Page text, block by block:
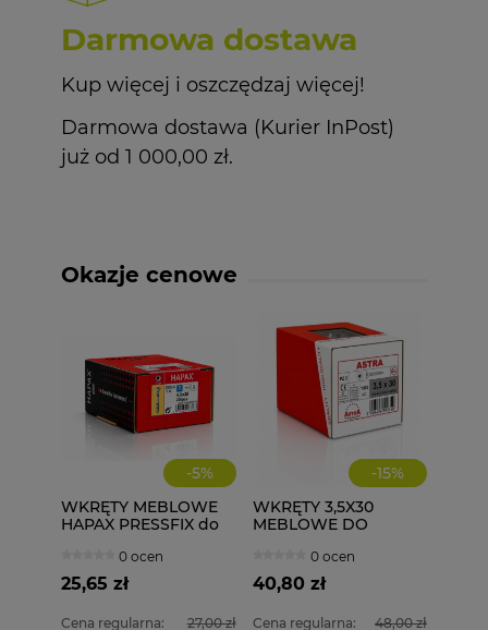
Darmowa dostawa
Kup więcej i oszczędzaj więcej!
Darmowa dostawa (Kurier InPost)
już od 1 000,00 zł.
Okazje cenowe
-5%
WKRĘTY MEBLOWE
HAPAX PRESSFIX do
4x30 200 szt.
ściągające
0 ocen
25,65 zł
Cena regularna: 27,00 zł
-15%
WKRĘTY 3,5X30
MEBLOWE DO
0 ocen
40,80 zł
Cena regularna: 48,00 zł